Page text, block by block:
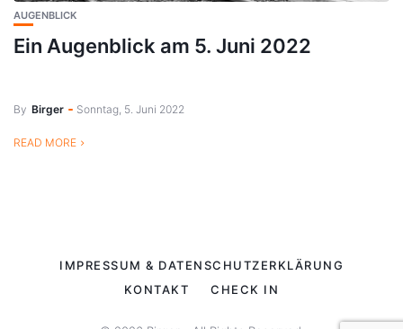
AUGENBLICK
Ein Augenblick am 5. Juni 2022
By Birger Sonntag, 5. Juni 2022
READ MORE
IMPRESSUM & DATENSCHUTZERKLÄRUNG
KONTAKT
CHECK IN